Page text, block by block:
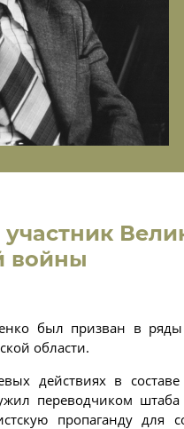
войны
был призван в
области.
действиях в
переводчиком
пропаганду для